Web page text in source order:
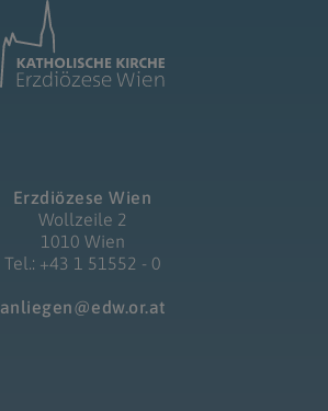
Erzdiözese Wien
Wollzeile 2
1010 Wien
Tel.: +43 1 51552 - 0
anliegen@edw.or.at